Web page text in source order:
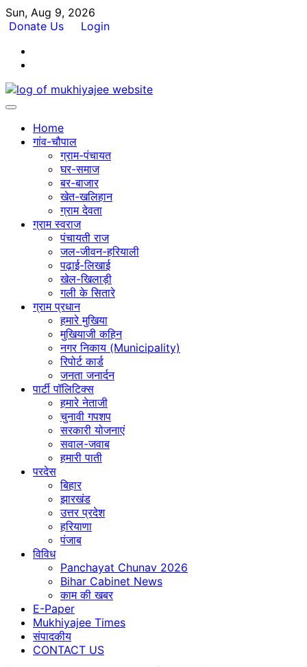
Skip
to
Sun, Aug 9, 2026
Donate Us
Login
Home
गांव-चौपाल
ग्राम-पंचायत
घर-समाज
बर-बाजार
खेत-खलिहान
ग्राम देवता
ग्राम स्वराज
पंचायती राज
जल-जीवन-हरियाली
पढ़ाई-लिखाई
खेल-खिलाड़ी
गली के सितारे
ग्राम प्रधान
हमारे मुखिया
मुखियाजी कहिन
नगर निकाय (Municipality)
रिपोर्ट कार्ड
जनता जनार्दन
पार्टी पॉलिटिक्स
हमारे नेताजी
चुनावी गपशप
सरकारी योजनाएं
सवाल-जवाब
हमारी पाती
परदेस
बिहार
झारखंड
उत्तर प्रदेश
हरियाणा
पंजाब
विविध
Panchayat Chunav 2026
Bihar Cabinet News
काम की खबर
E-Paper
Mukhiyajee Times
संपादकीय
CONTACT US